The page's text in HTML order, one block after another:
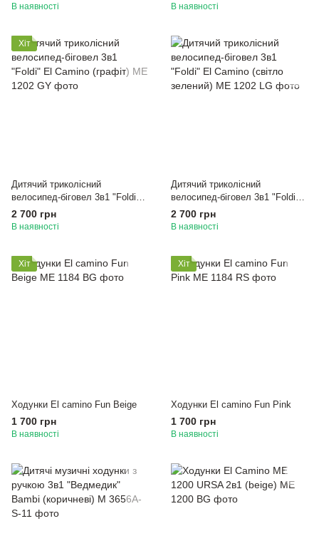
В наявності В наявності
Хіт
Дитячий триколісний
велосипед-біговел 3в1 "Foldi"
El Camino (графіт)
2 700 грн
В наявності
Дитячий триколісний
велосипед-біговел 3в1 "Foldi"
El Camino (світло зелений)
2 700 грн
В наявності
Хіт
Ходунки El camino Fun Beige
1 700 грн
В наявності
Хіт
Ходунки El camino Fun Pink
1 700 грн
В наявності